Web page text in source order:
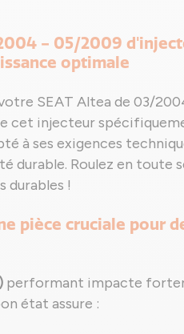
- 05/2009
optimale
SEAT Altea de 03/
cet injecteur
à ses exigences
durable. Roulez en toute
durables !
pièce cruciale pour
performant impacte
état assure :